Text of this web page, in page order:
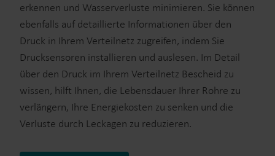
erkennen und Wasserverluste minimieren. Sie können
ebenfalls auf detaillierte Informationen über den
Druck in Ihrem Verteilnetz zugreifen, indem Sie
Drucksensoren installieren und auslesen. Im Detail
über den Druck im Ihrem Verteilnetz Bescheid zu
wissen, hilft Ihnen, die Lebensdauer Ihrer Rohre zu
verlängern, Ihre Energiekosten zu senken und die
Verluste durch Leckagen zu reduzieren.